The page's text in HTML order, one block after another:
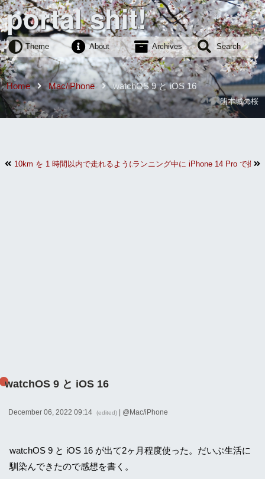
portal shit!
Theme About Archives Search
Home Mac/iPhone watchOS 9 と iOS 16
熊本城の桜
10km を 1 時間以内で走れるようになったランニング中に iPhone 14 Pro で撮っ
watchOS 9 と iOS 16
December 06, 2022 09:14 (edited) | @Mac/iPhone
watchOS 9 と iOS 16 が出て2ヶ月程度使った。だいぶ生活に
馴染んできたので感想を書く。